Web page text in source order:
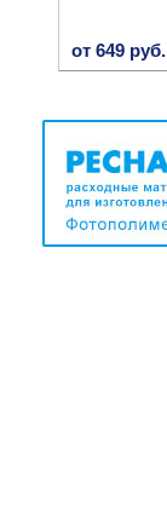
от 649 руб.